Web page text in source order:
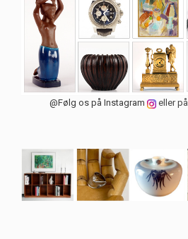
@Følg os på Instagram eller på